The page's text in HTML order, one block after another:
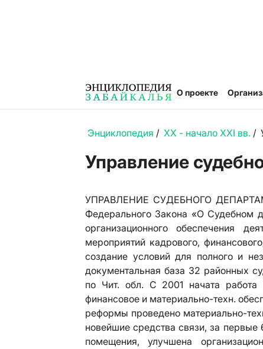
О проекте
Энциклопедия / XX - начало XXI вв. /
Управление
УПРАВЛЕНИЕ СУДЕБНОГО
Федерального Закона «О Судебном
организационного обеспечения
мероприятий кадрового,
создание условий для полного и
документальная база 32 районных
по Чит. обл. С 2001 начата
финансовое и материально-техн.
реформы проведено материально-
новейшие средства связи, за
помещения, улучшена